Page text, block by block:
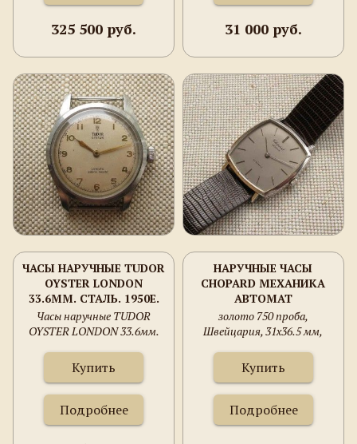
325 500 руб. 31 000 руб.
ЧАСЫ НАРУЧНЫЕ TUDOR
OYSTER LONDON
33.6ММ. СТАЛЬ. 1950Е.
4463
Часы наручные TUDOR
OYSTER LONDON 33.6мм.
Купить
Подробнее
НАРУЧНЫЕ ЧАСЫ
CHOPARD МЕХАНИКА
АВТОМАТ
золото 750 проба,
Швейцария, 31х36.5 мм,
Купить
Подробнее